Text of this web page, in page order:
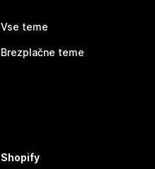
Vse teme
Brezplačne teme
Shopify